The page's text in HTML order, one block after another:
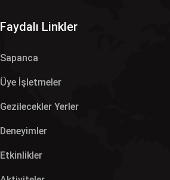
Faydalı Linkler
Sapanca
Üye İşletmeler
Gezilecekler Yerler
Deneyimler
Etkinlikler